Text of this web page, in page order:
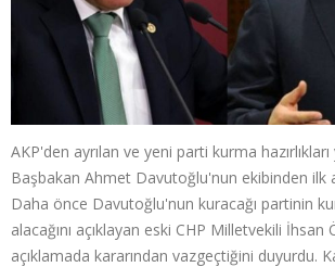
AKP'den ayrılan ve yeni parti kurma
Başbakan Ahmet Davutoğlu'nun ekibinden ilk
Daha önce Davutoğlu'nun kuracağı partinin
alacağını açıklayan eski CHP Milletvekili İhsan
açıklamada kararından vazgeçtiğini duyurdu.